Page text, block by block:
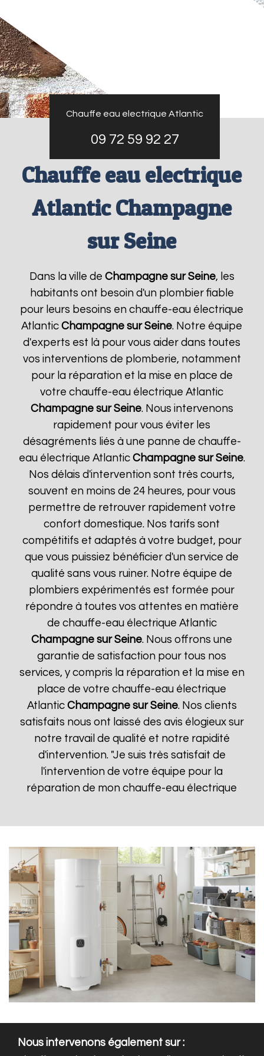
Chauffe eau electrique Atlantic
09 72 59 92 27
Chauffe eau electrique
Atlantic Champagne
sur Seine
Dans la ville de Champagne sur Seine, les
habitants ont besoin d'un plombier fiable
pour leurs besoins en chauffe-eau électrique
AtlanticChampagne sur Seine. Notre équipe
d'experts est là pour vous aider dans toutes
vos interventions de plomberie, notamment
pour la réparation et la mise en place de
votre chauffe-eau électrique Atlantic
Champagne sur Seine. Nous intervenons
rapidement pour vous éviter les
désagréments liés à une panne de chauffe-
eau électrique Atlantic Champagne sur Seine.
Nos délais d'intervention sont très courts,
souvent en moins de 24 heures, pour vous
permettre de retrouver rapidement votre
confort domestique. Nos tarifs sont
compétitifs et adaptés à votre budget, pour
que vous puissiez bénéficier d'un service de
qualité sans vous ruiner. Notre équipe de
plombiers expérimentés est formée pour
répondre à toutes vos attentes en matière
de chauffe-eau électrique Atlantic
Champagne sur Seine. Nous offrons une
garantie de satisfaction pour tous nos
services, y compris la réparation et la mise en
place de votre chauffe-eau électrique
Atlantic Champagne sur Seine. Nos clients
satisfaits nous ont laissé des avis élogieux sur
notre travail de qualité et notre rapidité
d'intervention. "Je suis très satisfait de
l'intervention de votre équipe pour la
réparation de mon chauffe-eau électrique
Nous intervenons également sur :